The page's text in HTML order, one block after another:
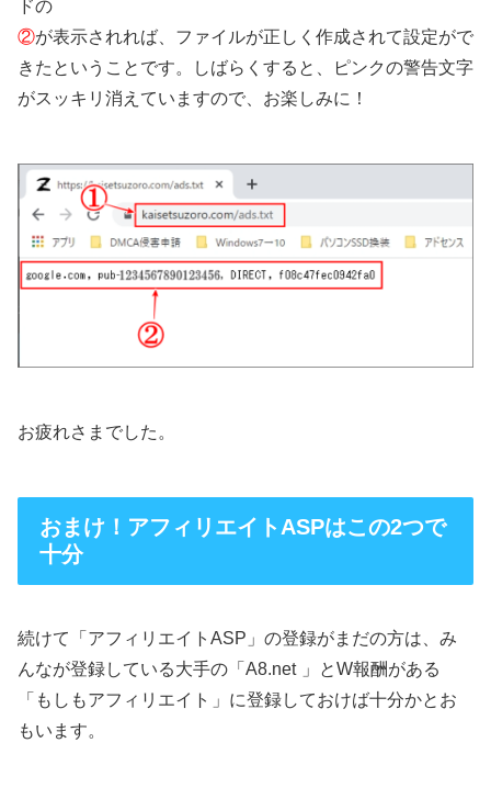
ドの
②が表示されれば、ファイルが正しく作成されて設定がで
きたということです。しばらくすると、ピンクの警告文字
がスッキリ消えていますので、お楽しみに！
お疲れさまでした。
おまけ！アフィリエイトASPはこの2つで
十分
続けて「アフィリエイトASP」の登録がまだの方は、み
んなが登録している大手の「A8.net 」とW報酬がある
「もしもアフィリエイト
」に登録しておけば十分かとお
もいます。